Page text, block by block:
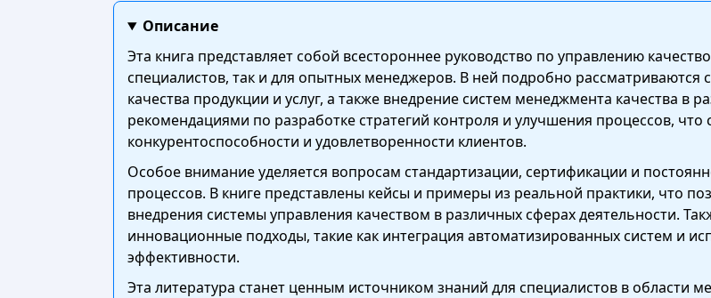
Описание
Эта книга представляет собой всестороннее руководство по управлению
специалистов, так и для опытных менеджеров. В ней подробно
качества продукции и услуг, а также внедрение систем менеджмента качества в
рекомендациями по разработке стратегий контроля и улучшения процессов,
конкурентоспособности и удовлетворенности клиентов.
Особое внимание уделяется вопросам стандартизации, сертификации и
процессов. В книге представлены кейсы и примеры из реальной практики, что
внедрения системы управления качеством в различных сферах деятельности.
инновационные подходы, такие как интеграция автоматизированных систем и
эффективности.
Эта литература станет ценным источником знаний для специалистов в области